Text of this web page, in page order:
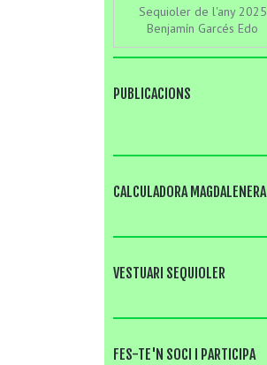
Sequioler de l'any 2025
Benjamín Garcés Edo
PUBLICACIONS
CALCULADORA MAGDALENERA
VESTUARI SEQUIOLER
FES-TE'N SOCI I PARTICIPA